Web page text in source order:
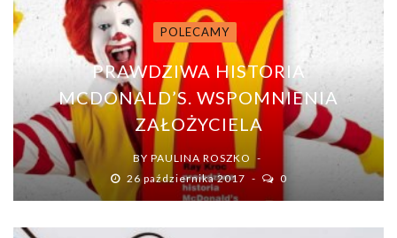
POLECAMY
PRAWDZIWA HISTORIA
MCDONALD’S. WSPOMNIENIA
ZAŁOŻYCIELA
BY PAULINA ROSZKO
26 października 2017
0